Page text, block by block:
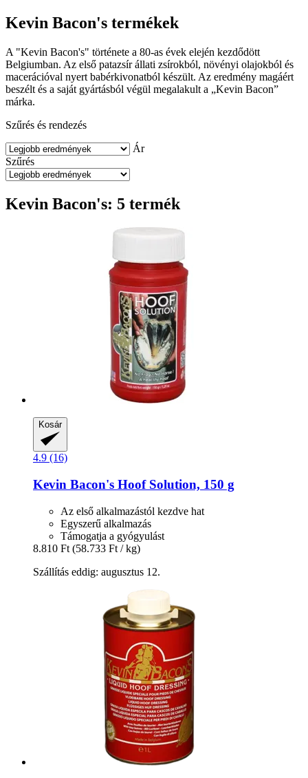
Kevin Bacon's termékek
A "Kevin Bacon's" története a 80-as évek elején kezdődött
Belgiumban. Az első patazsír állati zsírokból, növényi olajokból és
macerációval nyert babérkivonatból készült. Az eredmény magáért
beszélt és a saját gyártásból végül megalakult a „Kevin Bacon”
márka.
Szűrés és rendezés
Ár
Szűrés
Kevin Bacon's: 5 termék
Kosár
4.9 (16)
Kevin Bacon's Hoof Solution, 150 g
Az első alkalmazástól kezdve hat
Egyszerű alkalmazás
Támogatja a gyógyulást
8.810 Ft (58.733 Ft / kg)
Szállítás eddig: augusztus 12.